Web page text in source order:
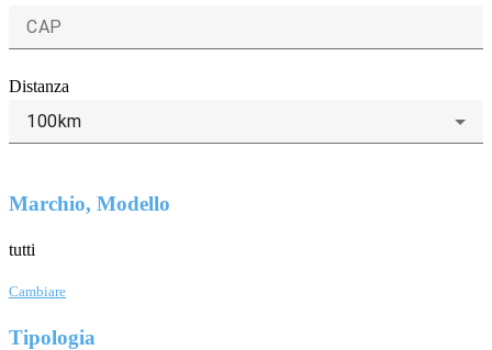
Distanza
100km
Marchio, Modello
tutti
Cambiare
Tipologia